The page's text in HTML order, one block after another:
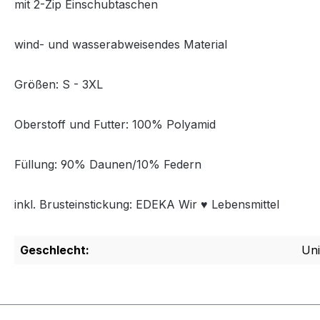
mit 2-Zip Einschubtaschen
wind- und wasserabweisendes Material
Größen: S - 3XL
Oberstoff und Futter: 100% Polyamid
Füllung: 90% Daunen/10% Federn
inkl. Brusteinstickung: EDEKA Wir ♥ Lebensmittel
Geschlecht: